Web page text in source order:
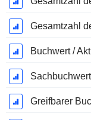
Gesamtzahl
Buchwert /
Sachbuchwert
Greifbarer